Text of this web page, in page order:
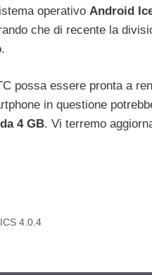
operativo Android
che di recente la
possa essere pronta a
in questione
4 GB. Vi terremo
4.0.4